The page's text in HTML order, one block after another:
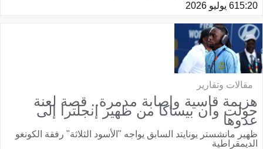
15:206 يوليو 2026
مقالات وتقارير
هزيمة قاسية وإصابة مدمرة.. قصة لعنة
حولت وان بيساكا من ظهير إنجلترا إلى
عدوها
ظهير مانشستر يونايتد السابق يواجه "الأسود الثلاثة" رفقة الكونغو
الديمقراطية